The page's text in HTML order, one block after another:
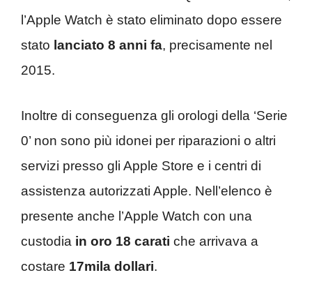
l’Apple Watch è stato eliminato dopo essere
stato lanciato 8 anni fa, precisamente nel
2015.
Inoltre di conseguenza gli orologi della ‘Serie
0’ non sono più idonei per riparazioni o altri
servizi presso gli Apple Store e i centri di
assistenza autorizzati Apple. Nell’elenco è
presente anche l’Apple Watch con una
custodia in oro 18 carati che arrivava a
costare 17mila dollari.